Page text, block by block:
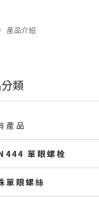
產品介紹
類
產品
單眼螺栓
單眼螺絲